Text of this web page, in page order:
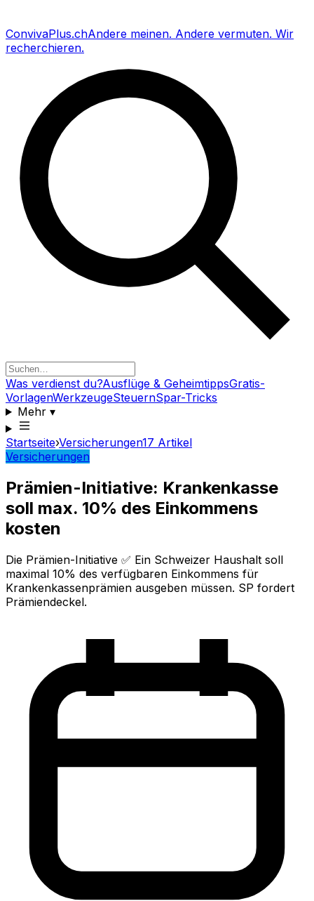
ConvivaPlus.chAndere meinen. Andere vermuten. Wir
recherchieren.
Was verdienst du?Ausflüge & GeheimtippsGratis-
VorlagenWerkzeugeSteuernSpar-Tricks
Mehr▾
Startseite›Versicherungen17 Artikel
Versicherungen
Prämien-Initiative: Krankenkasse
soll max. 10% des Einkommens
kosten
Die Prämien-Initiative ✅ Ein Schweizer Haushalt soll
maximal 10% des verfügbaren Einkommens für
Krankenkassenprämien ausgeben müssen. SP fordert
Prämiendeckel.